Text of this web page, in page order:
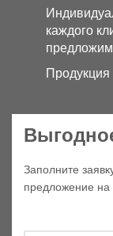
каждого
Заполните
предложение на